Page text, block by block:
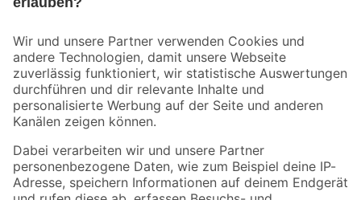
Der toom Newsletter: Keine Angebote und Aktionen mehr verpassen!
Zur Newsletter Anmeldung
Folge uns
Zahlungsarten Versandarten